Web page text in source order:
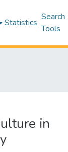
Statistics
Search
Tools
in